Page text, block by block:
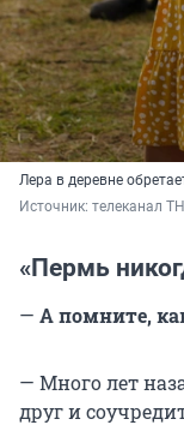
Лера в деревне
Источник: телеканал
«Пермь
— А помните,
— Много лет
друг и